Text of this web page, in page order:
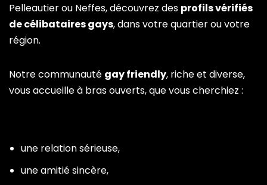
Pelleautier ou Neffes, découvrez des profils vérifiés
de célibataires gays, dans votre quartier ou votre
région.
Notre communauté gay friendly, riche et diverse,
vous accueille à bras ouverts, que vous cherchiez :
une relation sérieuse,
une amitié sincère,